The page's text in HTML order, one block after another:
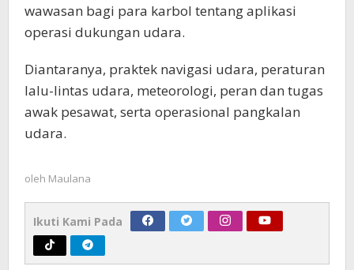
wawasan bagi para karbol tentang aplikasi
operasi dukungan udara.
Diantaranya, praktek navigasi udara, peraturan
lalu-lintas udara, meteorologi, peran dan tugas
awak pesawat, serta operasional pangkalan
udara.
oleh Maulana
Ikuti Kami Pada